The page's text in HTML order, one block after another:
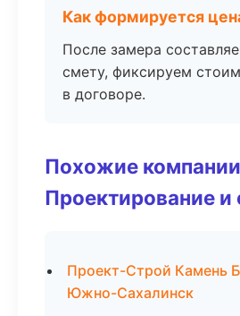
Как формируется
После замера
смету, фиксируем
в договоре.
Похожие
Проектирование и
Проект-Строй Камень
Южно-Сахалинск